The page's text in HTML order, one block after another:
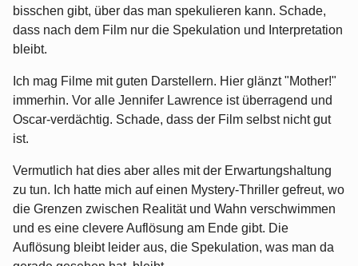
bisschen gibt, über das man spekulieren kann. Schade,
dass nach dem Film nur die Spekulation und Interpretation
bleibt.
Ich mag Filme mit guten Darstellern. Hier glänzt "Mother!"
immerhin. Vor alle Jennifer Lawrence ist überragend und
Oscar-verdächtig. Schade, dass der Film selbst nicht gut
ist.
Vermutlich hat dies aber alles mit der Erwartungshaltung
zu tun. Ich hatte mich auf einen Mystery-Thriller gefreut, wo
die Grenzen zwischen Realität und Wahn verschwimmen
und es eine clevere Auflösung am Ende gibt. Die
Auflösung bleibt leider aus, die Spekulation, was man da